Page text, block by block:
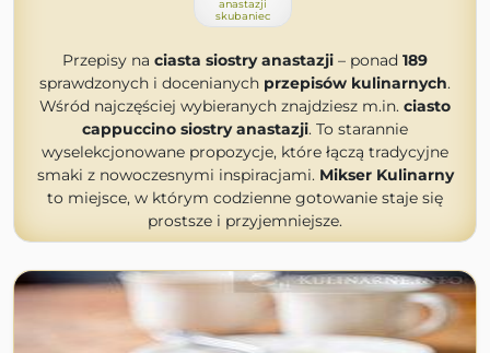
anastazji
skubaniec
Przepisy na ciasta siostry anastazji – ponad 189
sprawdzonych i docenianych przepisów kulinarnych.
Wśród najczęściej wybieranych znajdziesz m.in. ciasto
cappuccino siostry anastazji. To starannie
wyselekcjonowane propozycje, które łączą tradycyjne
smaki z nowoczesnymi inspiracjami. Mikser Kulinarny
to miejsce, w którym codzienne gotowanie staje się
prostsze i przyjemniejsze.